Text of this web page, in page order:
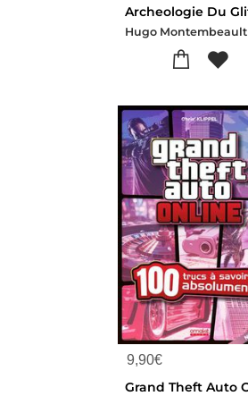
Hugo Montembeault
9,90€